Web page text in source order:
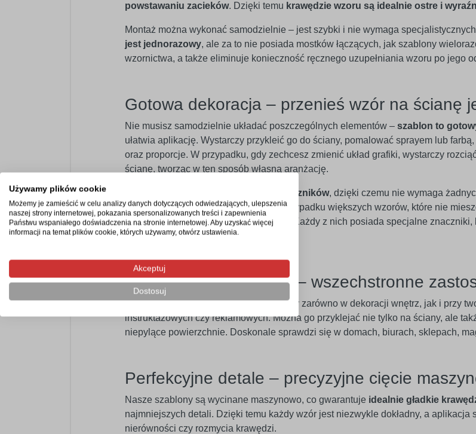
powstawaniu zacieków. Dzięki temu krawędzie wzoru są idealnie ostre i
Montaż można wykonać samodzielnie – jest szybki i nie wymaga
jest jednorazowy, ale za to nie posiada mostków łączących, jak szablony
wzornictwa, a także eliminuje konieczność ręcznego uzupełniania wzoru po jego
Gotowa dekoracja – przenieś wzór na ścianę
Nie musisz samodzielnie układać poszczególnych elementów – szablon to
ułatwia aplikację. Wystarczy przykleić go do ściany, pomalować sprayem lub
oraz proporcje. W przypadku, gdy zechcesz zmienić układ grafiki, wystarczy
ścianę, tworząc w ten sposób własną aranżację.
nie posiada łączników, dzięki czemu nie wymaga
elementów po jego odmalowaniu. W przypadku większych wzorów, które nie
podzielony na maksymalnie duże bryty. Każdy z nich posiada specjalne znaczniki,
poszczególnych części szablonu.
Profesjonalny materiał – wszechstronne
Szablon samoprzylepny będzie pomocny zarówno w dekoracji wnętrz, jak i przy
instruktażowych czy reklamowych. Można go przyklejać nie tylko na ściany, ale
niepylące powierzchnie. Doskonale sprawdzi się w domach, biurach, sklepach,
Perfekcyjne detale – precyzyjne cięcie
Nasze szablony są wycinane maszynowo, co gwarantuje idealnie gładkie
najmniejszych detali. Dzięki temu każdy wzór jest niezwykle dokładny, a aplikacja
nierówności czy rozmycia krawędzi.
Używamy plików cookie
Możemy je zamieścić w celu analizy danych dotyczących odwiedzających, ulepszenia
naszej strony internetowej, pokazania spersonalizowanych treści i zapewnienia
Państwu wspaniałego doświadczenia na stronie internetowej. Aby uzyskać więcej
informacji na temat plików cookie, których używamy, otwórz ustawienia.
Akceptuj
Dostosuj